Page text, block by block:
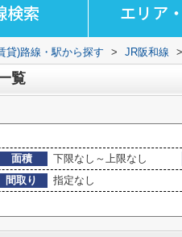
検索 エリア
貸)路線・駅から探す > JR阪和線 >
覧
面積 下限なし～上限なし
間取り
指定なし